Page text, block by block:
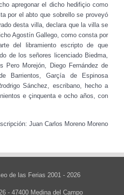
apregonar el dicho hedifiçio como
por el abto que sobrello se proveyó
desta villa, declara que la villa se
Agostín Gallego, como consta por
del libramiento escripto de que
de los señores licenciado Biedma,
Pero Morejón, Diego Fernández de
Barrientos, Garçía de Espinosa
Sánchez, escribano, hecho a
e çinquenta e ocho años, con
Juan Carlos Moreno Moreno
de las Ferias 2001 - 2026
- 47400 Medina del Campo